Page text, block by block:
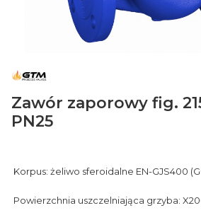
Zawór zaporowy fig.
PN25
Korpus: żeliwo sferoidalne EN-GJS400
Powierzchnia uszczelniająca grzyba: